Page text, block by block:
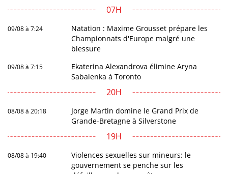
07H
09/08 à 7:24
Natation : Maxime Grousset prépare les
Championnats d'Europe malgré une
blessure
09/08 à 7:15
Ekaterina Alexandrova élimine Aryna
Sabalenka à Toronto
20H
08/08 à 20:18
Jorge Martin domine le Grand Prix de
Grande-Bretagne à Silverstone
19H
08/08 à 19:40
Violences sexuelles sur mineurs: le
gouvernement se penche sur les